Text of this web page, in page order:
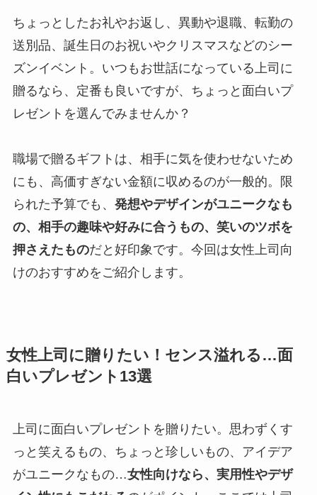
ちょっとしたお礼やお返し、異動や退職、転勤の
送別品、誕生日のお祝いやクリスマスなどのシー
ズンイベント。いつもお世話になっている上司に
贈るなら、定番も良いですが、ちょっと面白いプ
レゼントを選んでみませんか？
職場で贈るギフトは、相手に気を使わせないため
にも、高価すぎない金額に収めるのが一般的。限
られた予算でも、 発想やデザインがユニークなも
の、相手の趣味や好みに合うもの、笑いのツボを
押さえたものだと好印象です。今回は女性上司向
けのおすすめをご紹介します。
女性上司に贈りたい！センス溢れる…面
白いプレゼント13選
上司に面白いプレゼントを贈りたい。思わずくす
っと笑えるもの、ちょっと珍しいもの、アイデア
がユニークなもの…女性向けなら、実用性やデザ